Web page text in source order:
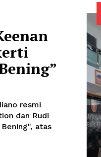
resmi
dan Rudi
atas